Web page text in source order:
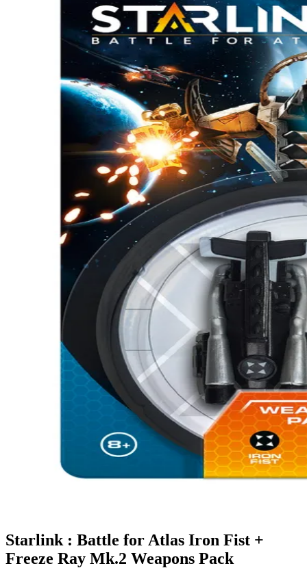
Starlink : Battle for Atlas Iron Fist +
Freeze Ray Mk.2 Weapons Pack